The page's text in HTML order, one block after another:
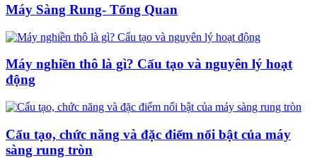
Máy Sàng Rung- Tổng Quan
Máy nghiền thô là gì? Cấu tạo và nguyên lý hoạt
động
Cấu tạo, chức năng và đặc điểm nổi bật của máy
sàng rung tròn